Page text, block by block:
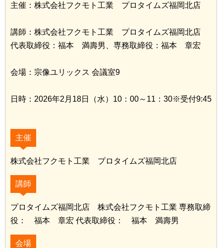
主催：株式会社フクモト工業 プロタイムズ福岡北店
講師：株式会社フクモト工業 プロタイムズ福岡北店
代表取締役：福本 満壽男、専務取締役：福本 章宏
会場：宗像ユリックス 会議室9
日時：2026年2月18日（水）10：00～11：30※受付9:45
主催
株式会社フクモト工業 プロタイムズ福岡北店
講師
プロタイムズ福岡北店 株式会社フクモト工業 専務取締
役： 福本 章宏 代表取締役： 福本 満壽男
会場